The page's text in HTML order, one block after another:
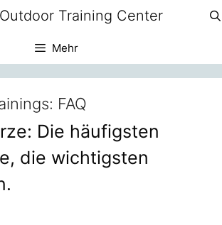
Training Center
Mehr
FAQ
Die häufigsten
die wichtigsten